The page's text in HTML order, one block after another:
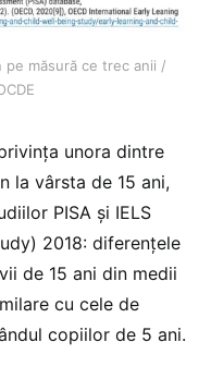
măsură ce trec anii /
unora dintre
la vârsta de 15 ani,
PISA și IELS
2018: diferențele
de 15 ani din medii
cu cele de
copiilor de 5 ani.